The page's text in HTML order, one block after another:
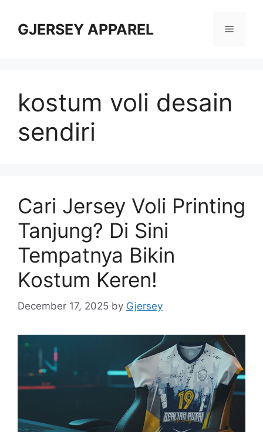
contentGJERSEY APPAREL Menu
kostum voli desain
sendiri
Cari Jersey Voli Printing
Tanjung? Di Sini
Tempatnya Bikin
Kostum Keren!
December 17, 2025 by Gjersey